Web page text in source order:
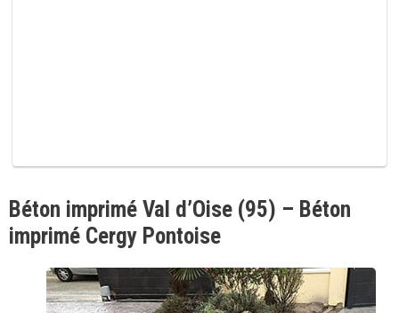
Béton imprimé Val d’Oise (95) – Béton
imprimé Cergy Pontoise